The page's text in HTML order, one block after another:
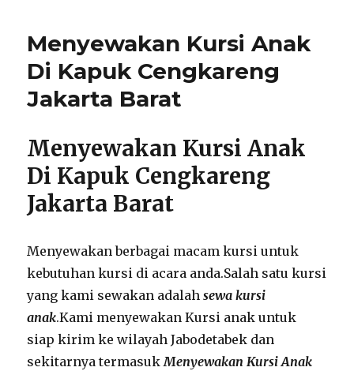
Menyewakan Kursi Anak
Di Kapuk Cengkareng
Jakarta Barat
Menyewakan Kursi Anak
Di Kapuk Cengkareng
Jakarta Barat
Menyewakan berbagai macam kursi untuk
kebutuhan kursi di acara anda.Salah satu kursi
yang kami sewakan adalahsewa kursi
anak.Kami menyewakan Kursi anak untuk
siap kirim ke wilayah Jabodetabek dan
sekitarnya termasukMenyewakan Kursi Anak